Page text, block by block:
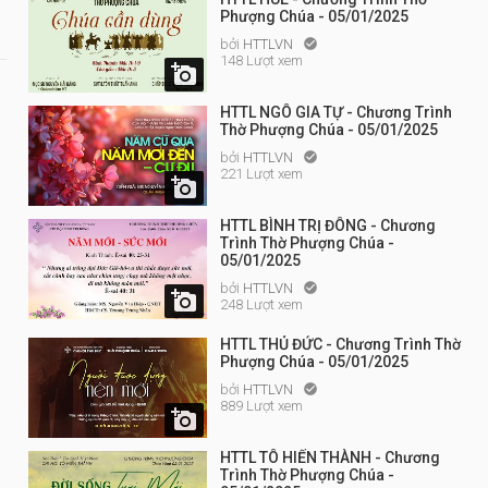

Phượng Chúa - 05/01/2025
bởi HTTLVN 
148 Lượt xem

HTTL NGÔ GIA TỰ - Chương Trình
Thờ Phượng Chúa - 05/01/2025
bởi HTTLVN 
221 Lượt xem

HTTL BÌNH TRỊ ĐÔNG - Chương
Trình Thờ Phượng Chúa -
05/01/2025
bởi HTTLVN 
248 Lượt xem

HTTL THỦ ĐỨC - Chương Trình Thờ
Phượng Chúa - 05/01/2025
bởi HTTLVN 
889 Lượt xem
HTTL TÔ HIẾN THÀNH - Chương
Trình Thờ Phượng Chúa -